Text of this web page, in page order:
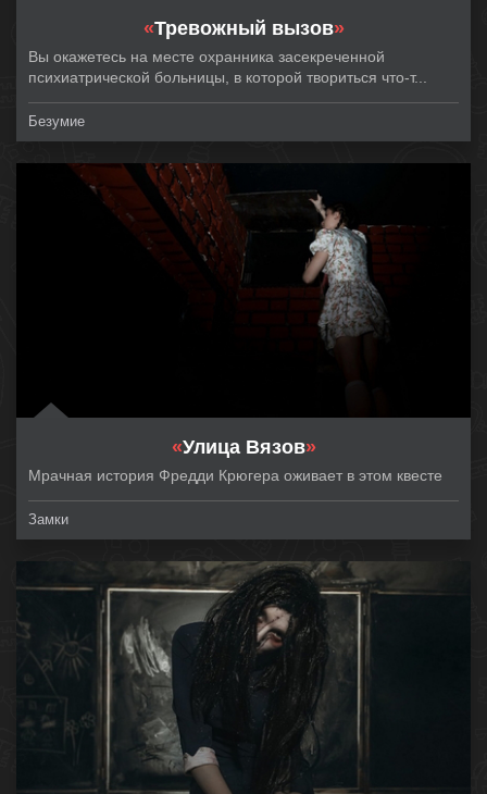
«Тревожный вызов»
Вы окажетесь на месте охранника засекреченной
психиатрической больницы, в которой твориться что-т...
Безумие
«Улица Вязов»
Мрачная история Фредди Крюгера оживает в этом квесте
Замки